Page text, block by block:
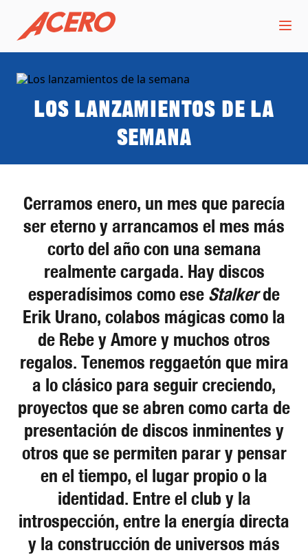
Los lanzamientos de la
semana
Cerramos enero, un mes que parecía
ser eterno y arrancamos el mes más
corto del año con una semana
realmente cargada. Hay discos
esperadísimos como ese Stalkerde
Erik Urano, colabos mágicas como la
de Rebe y Amore y muchos otros
regalos. Tenemos reggaetón que mira
a lo clásico para seguir creciendo,
proyectos que se abren como carta de
presentación de discos inminentes y
otros que se permiten parar y pensar
en el tiempo, el lugar propio o la
identidad. Entre el club y la
introspección, entre la energía directa
y la construcción de universos más